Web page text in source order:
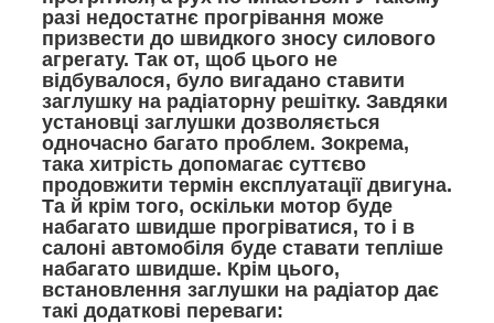
разі недостатнє прогрівання може
призвести до швидкого зносу силового
агрегату. Так от, щоб цього не
відбувалося, було вигадано ставити
заглушку на радіаторну решітку. Завдяки
установці заглушки дозволяється
одночасно багато проблем. Зокрема,
така хитрість допомагає суттєво
продовжити термін експлуатації двигуна.
Та й крім того, оскільки мотор буде
набагато швидше прогріватися, то і в
салоні автомобіля буде ставати тепліше
набагато швидше. Крім цього,
встановлення заглушки на радіатор дає
такі додаткові переваги: